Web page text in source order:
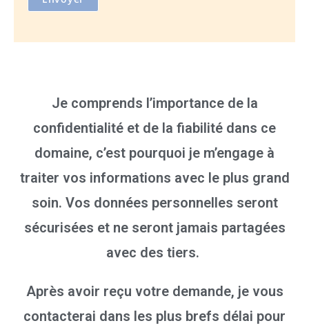
Je comprends l’importance de la
confidentialité et de la fiabilité dans ce
domaine, c’est pourquoi je m’engage à
traiter vos informations avec le plus grand
soin. Vos données personnelles seront
sécurisées et ne seront jamais partagées
avec des tiers.
Après avoir reçu votre demande, je vous
contacterai dans les plus brefs délai pour